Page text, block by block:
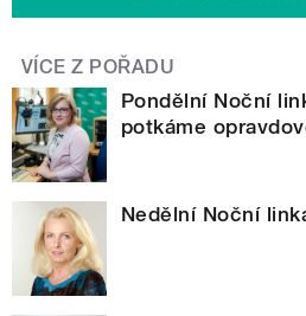
VÍCE Z POŘADU
Pondělní Noční
potkáme
Nedělní Noční